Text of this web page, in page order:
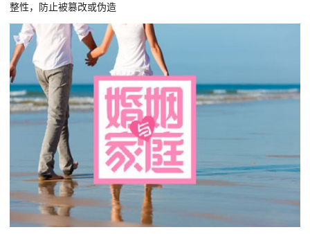
整性，防止被篡改或伪造